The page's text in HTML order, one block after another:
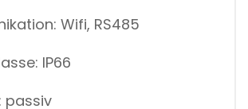
Wifi, RS485
IP66
passiv